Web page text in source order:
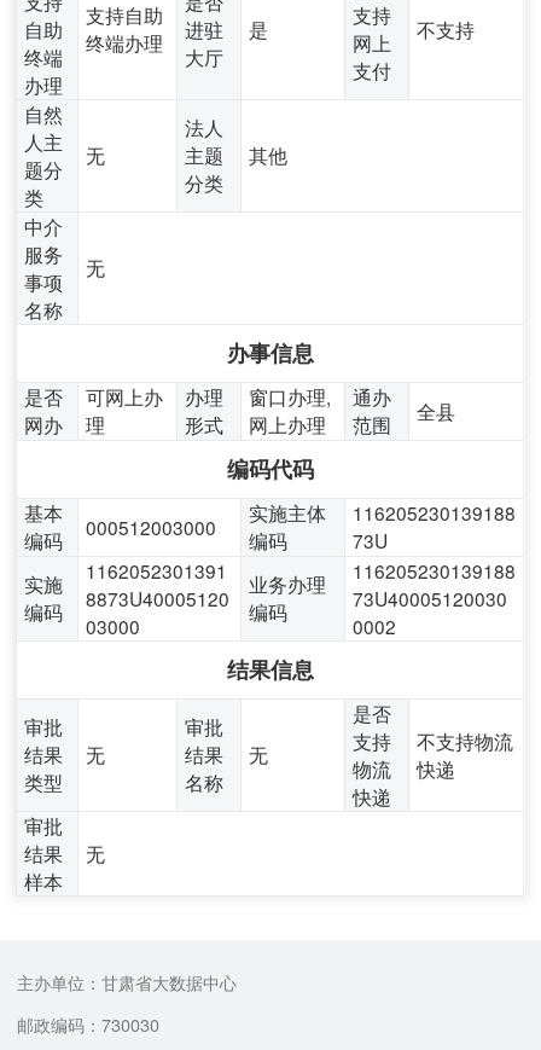
自助
终端
办理
支持自助
终端办理
进驻
大厅
是
支持
网上
支付
不支持
自然
人主
题分
类
无
法人
主题
分类
其他
中介
服务
事项
名称
无
办事信息
是否
网办
可网上办
理
办理
形式
窗口办理,
网上办理
通办
范围
全县
编码代码
基本
编码
000512003000
实施主体
编码
116205230139188
73U
实施
编码
1162052301391
8873U40005120
03000
业务办理
编码
116205230139188
73U40005120030
0002
结果信息
审批
结果
类型
无
审批
结果
名称
无
是否
支持
物流
快递
不支持物流
快递
审批
结果
样本
无
主办单位：甘肃省大数据中心
邮政编码：730030